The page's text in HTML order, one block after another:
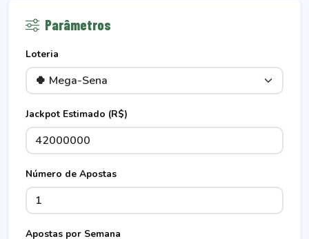
Parâmetros
Loteria
Jackpot Estimado (R$)
Número de Apostas
Apostas por Semana